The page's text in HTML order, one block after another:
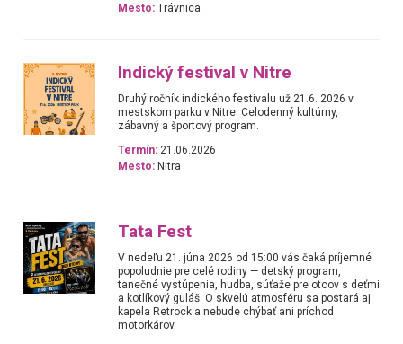
Mesto: Trávnica
Indický festival v Nitre
Druhý ročník indického festivalu už 21.6. 2026 v
mestskom parku v Nitre. Celodenný kultúrny,
zábavný a športový program.
Termín: 21.06.2026
Mesto: Nitra
Tata Fest
V nedeľu 21. júna 2026 od 15:00 vás čaká príjemné
popoludnie pre celé rodiny — detský program,
tanečné vystúpenia, hudba, súťaže pre otcov s deťmi
a kotlíkový guláš. O skvelú atmosféru sa postará aj
kapela Retrock a nebude chýbať ani príchod
motorkárov.